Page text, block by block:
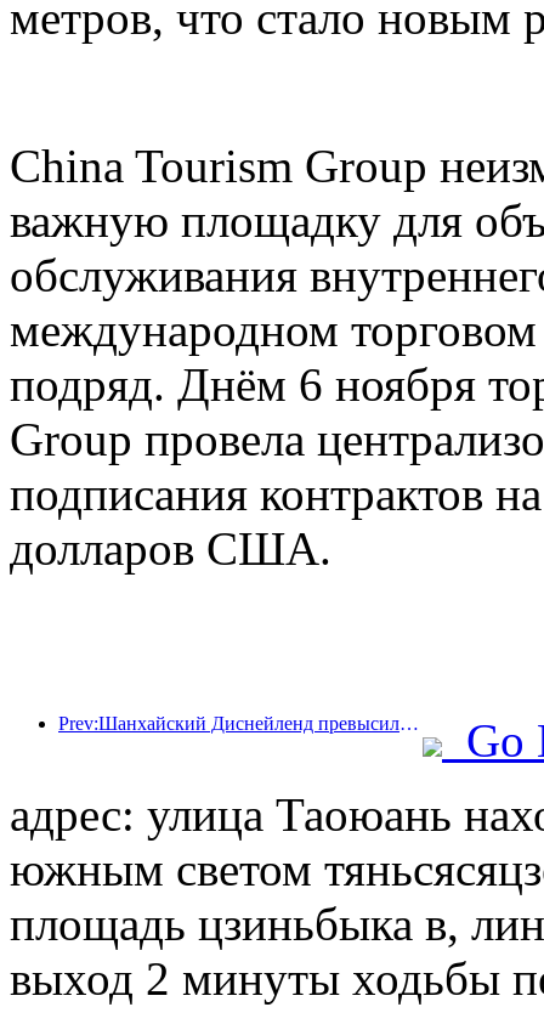
метров, что стало новым
China Tourism Group
важную площадку для
обслуживания
международном
подряд. Днём 6 ноября
Group провела
подписания контрактов
долларов США.
Prev:Шанхайский Диснейленд превысил 100 миллионов посетителей и планирует расшириться за счет открытия четвертого тематического отеля.
Go
адрес: улица Таоюань
южным светом
площадь цзиньбыка в,
выход 2 минуты ходьбы